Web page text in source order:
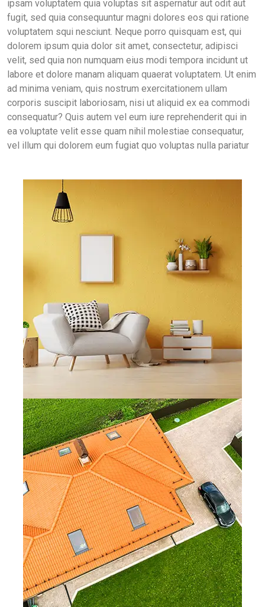
ipsam voluptatem quia voluptas sit aspernatur aut odit aut
fugit, sed quia consequuntur magni dolores eos qui ratione
voluptatem squi nesciunt. Neque porro quisquam est, qui
dolorem ipsum quia dolor sit amet, consectetur, adipisci
velit, sed quia non numquam eius modi tempora incidunt ut
labore et dolore manam aliquam quaerat voluptatem. Ut enim
ad minima veniam, quis nostrum exercitationem ullam
corporis suscipit laboriosam, nisi ut aliquid ex ea commodi
consequatur? Quis autem vel eum iure reprehenderit qui in
ea voluptate velit esse quam nihil molestiae consequatur,
vel illum qui dolorem eum fugiat quo voluptas nulla pariatur